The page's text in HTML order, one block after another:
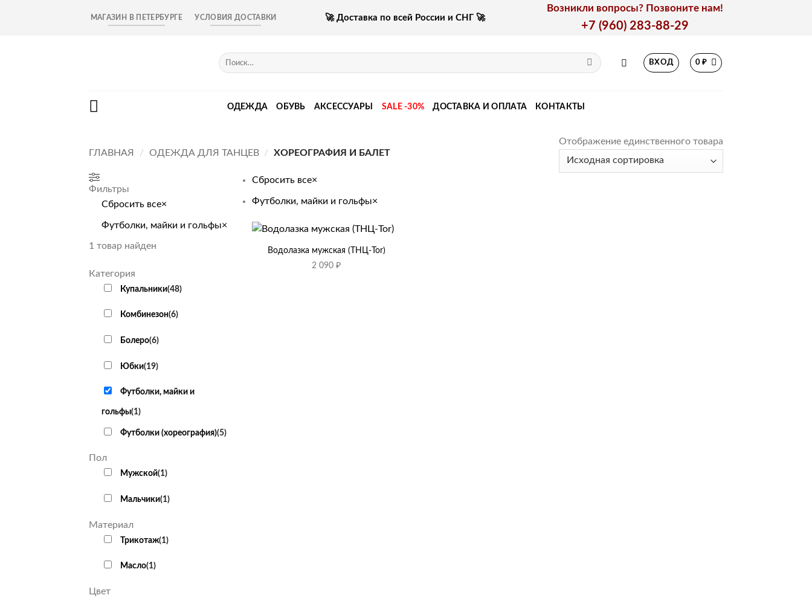
МАГАЗИН В ПЕТЕРБУРГЕ УСЛОВИЯ ДОСТАВКИ 🚀 Доставка по всей России и СНГ 🚀
Возникли вопросы? Позвоните нам!
+7 (960) 283-88-29
Искать:
ВХОД 0₽
ОДЕЖДА ОБУВЬ АКСЕССУАРЫ SALE -30% ДОСТАВКА И ОПЛАТА КОНТАКТЫ
ГЛАВНАЯ / ОДЕЖДА ДЛЯ ТАНЦЕВ / ХОРЕОГРАФИЯ И БАЛЕТ
Отображение единственного товара
Фильтры
Сбросить все×
Футболки, майки и гольфы×
1 товар найден
Категория
Купальники(48)
Комбинезон(6)
Болеро(6)
Юбки(19)
Футболки, майки и
гольфы(1)
Футболки (хореография)(5)
Пол
Мужской(1)
Мальчики(1)
Материал
Трикотаж(1)
Масло(1)
Цвет
Сбросить все×
Футболки, майки и гольфы×
+
Водолазка мужская (ТНЦ-Tor)
2 090₽